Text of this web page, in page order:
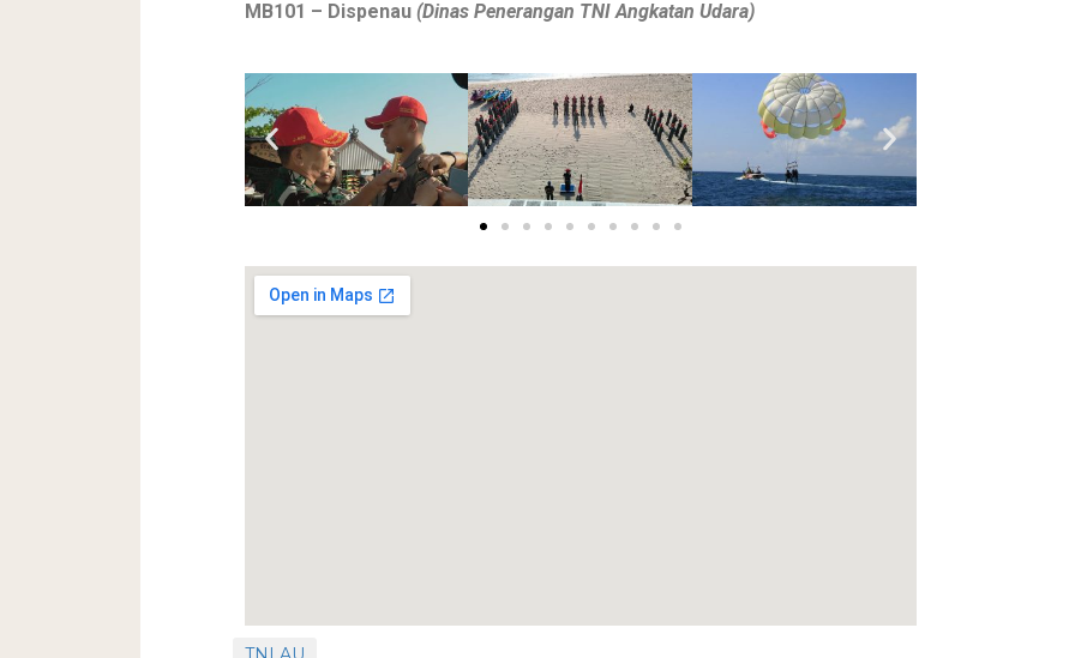
MB101 – Dispenau (Dinas Penerangan TNI Angkatan Udara)